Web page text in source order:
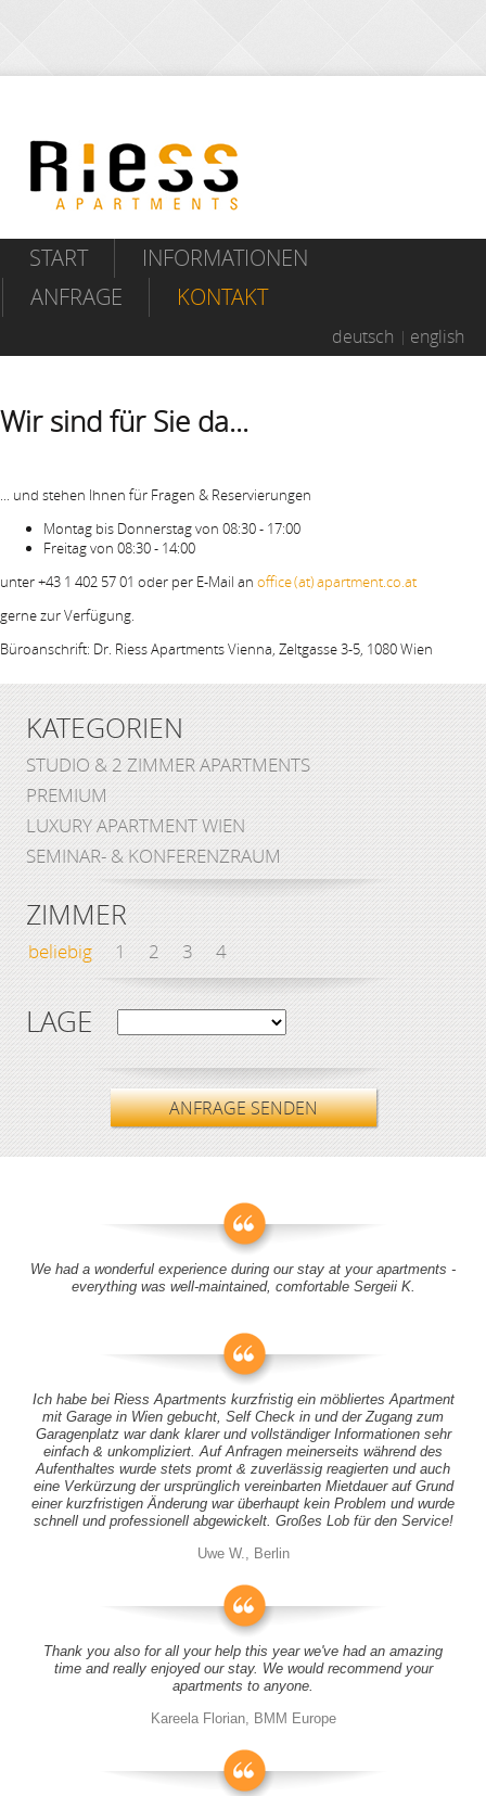
START
INFORMATIONEN
ANFRAGE
KONTAKT
deutsch english
Wir sind für Sie da...
... und stehen Ihnen für Fragen & Reservierungen
Montag bis Donnerstag von 08:30 - 17:00
Freitag von 08:30 - 14:00
unter +43 1 402 57 01 oder per E-Mail an office (at) apartment.co.at
gerne zur Verfügung.
Büroanschrift: Dr. Riess Apartments Vienna, Zeltgasse 3-5, 1080 Wien
KATEGORIEN
STUDIO & 2 ZIMMER APARTMENTS
PREMIUM
LUXURY APARTMENT WIEN
SEMINAR- & KONFERENZRAUM
ZIMMER
beliebig 1 2 3 4
LAGE
ANFRAGE SENDEN
We had a wonderful experience during our stay at your apartments -
everything was well-maintained, comfortable Sergeii K.
Ich habe bei Riess Apartments kurzfristig ein möbliertes Apartment
mit Garage in Wien gebucht, Self Check in und der Zugang zum
Garagenplatz war dank klarer und vollständiger Informationen sehr
einfach & unkompliziert. Auf Anfragen meinerseits während des
Aufenthaltes wurde stets promt & zuverlässig reagierten und auch
eine Verkürzung der ursprünglich vereinbarten Mietdauer auf Grund
einer kurzfristigen Änderung war überhaupt kein Problem und wurde
schnell und professionell abgewickelt. Großes Lob für den Service!
Uwe W., Berlin
Thank you also for all your help this year we've had an amazing
time and really enjoyed our stay. We would recommend your
apartments to anyone.
Kareela Florian, BMM Europe